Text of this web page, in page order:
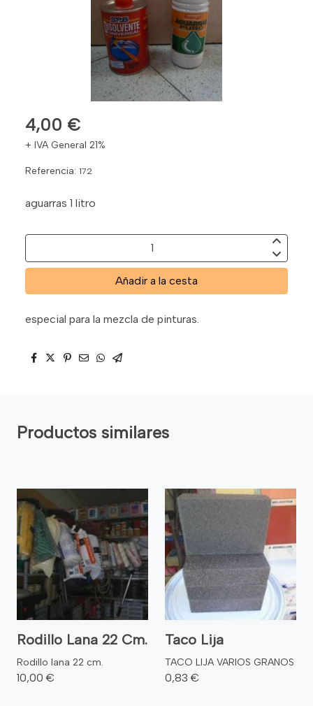
4,00 €
+ IVA General 21%
Referencia: 172
aguarras 1 litro
Añadir a la cesta
especial para la mezcla de pinturas.
Productos similares
Rodillo Lana 22 Cm.
Rodillo lana 22 cm.
10,00 €
Taco Lija
TACO LIJA VARIOS GRANOS
0,83 €